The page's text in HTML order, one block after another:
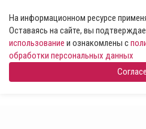
На информационном ресурсе
Оставаясь на сайте, вы
использование и ознакомлены с
обработки персональных данных